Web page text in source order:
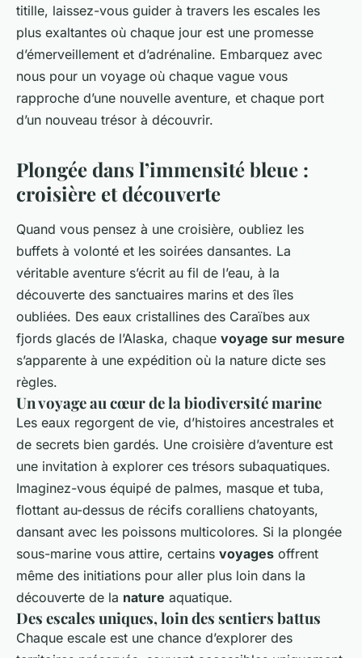
titille, laissez-vous guider à travers les escales les
plus exaltantes où chaque jour est une promesse
d’émerveillement et d’adrénaline. Embarquez avec
nous pour un voyage où chaque vague vous
rapproche d’une nouvelle aventure, et chaque port
d’un nouveau trésor à découvrir.
Plongée dans l’immensité bleue :
croisière et découverte
Quand vous pensez à une croisière, oubliez les
buffets à volonté et les soirées dansantes. La
véritable aventure s’écrit au fil de l’eau, à la
découverte des sanctuaires marins et des îles
oubliées. Des eaux cristallines des Caraïbes aux
fjords glacés de l’Alaska, chaque voyage sur mesure
s’apparente à une expédition où la nature dicte ses
règles.
Un voyage au cœur de la biodiversité marine
Les eaux regorgent de vie, d’histoires ancestrales et
de secrets bien gardés. Une croisière d’aventure est
une invitation à explorer ces trésors subaquatiques.
Imaginez-vous équipé de palmes, masque et tuba,
flottant au-dessus de récifs coralliens chatoyants,
dansant avec les poissons multicolores. Si la plongée
sous-marine vous attire, certains voyages offrent
même des initiations pour aller plus loin dans la
découverte de la nature aquatique.
Des escales uniques, loin des sentiers battus
Chaque escale est une chance d’explorer des